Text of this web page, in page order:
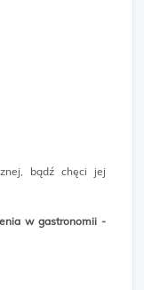
bądź chęci jej
w gastronomii -